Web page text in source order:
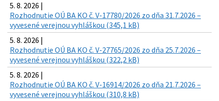
5. 8. 2026 |
Rozhodnutie OÚ BA KO č. V-17780/2026 zo dňa 31.7.2026 –
vyvesené verejnou vyhláškou (345,1 kB)
5. 8. 2026 |
Rozhodnutie OÚ BA KO č. V-27765/2026 zo dňa 25.7.2026 –
vyvesené verejnou vyhláškou (322,2 kB)
5. 8. 2026 |
Rozhodnutie OÚ BA KO č. V-16914/2026 zo dňa 21.7.2026 –
vyvesené verejnou vyhláškou (310,8 kB)